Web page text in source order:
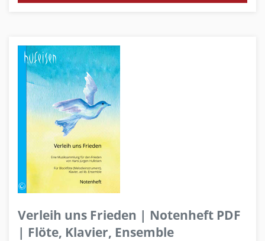
Verleih uns Frieden | Notenheft PDF
| Flöte, Klavier, Ensemble